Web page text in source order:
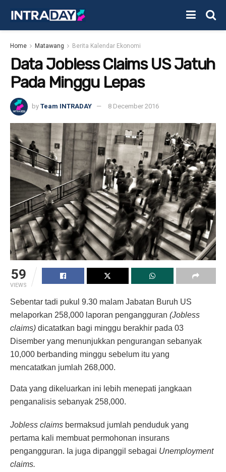
Home Matawang Berita Kalendar Ekonomi
Data Jobless Claims US Jatuh
Pada Minggu Lepas
by Team INTRADAY 8 December 2016
59
VIEWS
Sebentar tadi pukul 9.30 malam Jabatan Buruh US
melaporkan 258,000 laporan pengangguran (Jobless
claims) dicatatkan bagi minggu berakhir pada 03
Disember yang menunjukkan pengurangan sebanyak
10,000 berbanding minggu sebelum itu yang
mencatatkan jumlah 268,000.
Data yang dikeluarkan ini lebih menepati jangkaan
penganalisis sebanyak 258,000.
Jobless claims bermaksud jumlah penduduk yang
pertama kali membuat permohonan insurans
pengangguran. Ia juga dipanggil sebagai Unemployment
claims.